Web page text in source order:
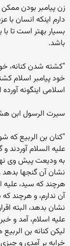
زن پیامبر بودن
دارم اینکه انسان
بسیار بهتر است تا با
باشد.
"کشته شدن کنانه،
خود پیامبر اسلام
اسلامی اینگونه آورده
سیرت الرسول ابن
"کنان بن الربیع که
علیه السلام آوردند
به ودیعت پیش وی
نشان آن گنجها بدهد
هرچند که سید، علیه
آن ندارم، و هرچند که
نشان بدهد، البته
علیه اسلام، آمد و
لیکن کنانه بن
خرابه بر آمدی و